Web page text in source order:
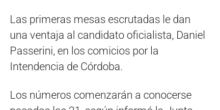
Las primeras mesas escrutadas le dan
una ventaja al candidato oficialista, Daniel
Passerini, en los comicios por la
Intendencia de Córdoba.
Los números comenzarán a conocerse